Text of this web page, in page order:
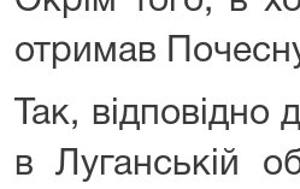
отримав
Так,
в Луганській